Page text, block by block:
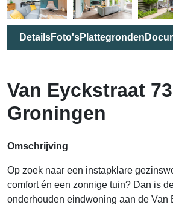
DetailsFoto'sPlattegronden
Van Eyckstraat
Groningen
Omschrijving
Op zoek naar een instapklare
comfort én een zonnige tuin? Dan is
onderhouden eindwoning aan de Van